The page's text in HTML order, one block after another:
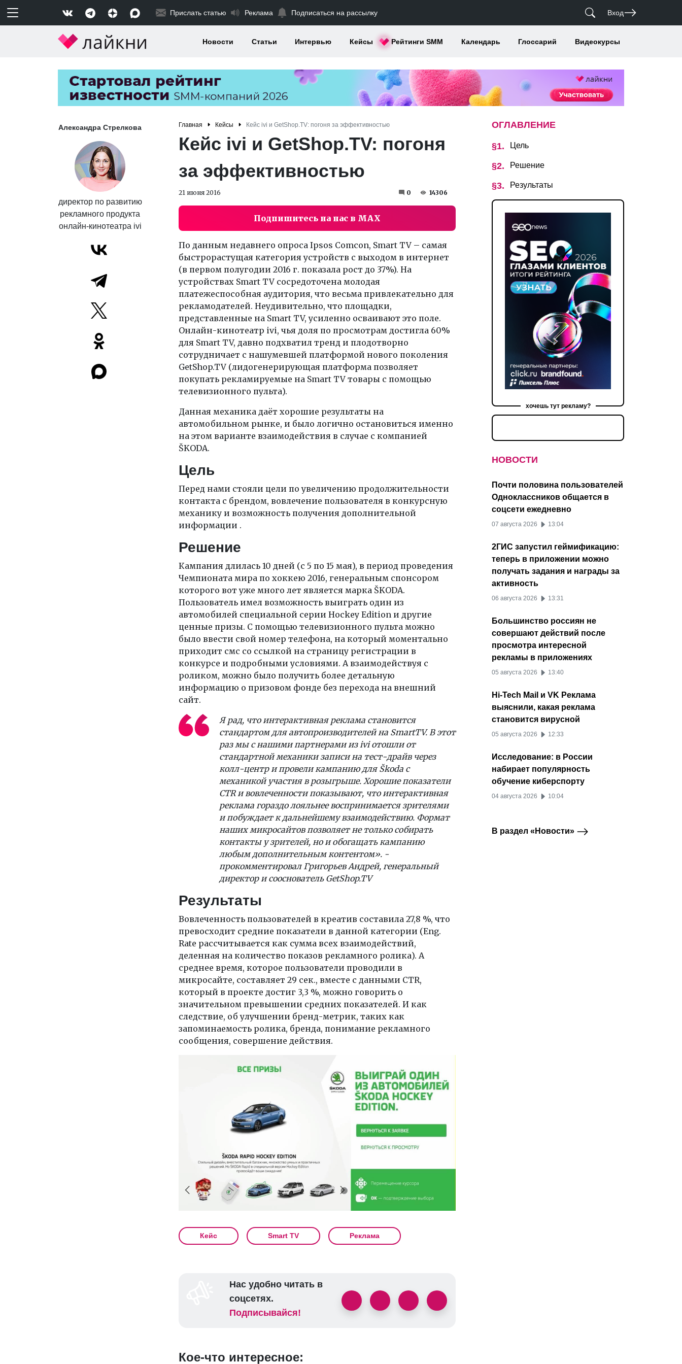
Прислать статью Реклама Подписаться на рассылку Вход
Новости Статьи Интервью Кейсы Рейтинги SMM Календарь Глоссарий Видеокурсы
Александра Стрелкова
директор по развитию
рекламного продукта
онлайн-кинотеатра ivi
Главная Кейсы Кейс ivi и GetShop.TV: погоня за эффективностью
Кейс ivi и GetShop.TV: погоня
за эффективностью
21 июня 2016 0 14306
Подпишитесь на нас в MAX
По данным недавнего опроса Ipsos Comcon, Smart TV – самая
быстрорастущая категория устройств с выходом в интернет
(в первом полугодии 2016 г. показала рост до 37%). На
устройствах Smart TV сосредоточена молодая
платежеспособная аудитория, что весьма привлекательно для
рекламодателей. Неудивительно, что площадки,
представленные на Smart TV, усиленно осваивают это поле.
Онлайн-кинотеатр ivi, чья доля по просмотрам достигла 60%
для Smart TV, давно подхватил тренд и плодотворно
сотрудничает с нашумевшей платформой нового поколения
GetShop.TV (лидогенерирующая платформа позволяет
покупать рекламируемые на Smart TV товары с помощью
телевизионного пульта).
Данная механика даёт хорошие результаты на
автомобильном рынке, и было логично остановиться именно
на этом варианте взаимодействия в случае с компанией
ŠKODA.
Цель
Перед нами стояли цели по увеличению продолжительности
контакта с брендом, вовлечение пользователя в конкурсную
механику и возможность получения дополнительной
информации .
Решение
Кампания длилась 10 дней (с 5 по 15 мая), в период проведения
Чемпионата мира по хоккею 2016, генеральным спонсором
которого вот уже много лет является марка ŠKODA.
Пользователь имел возможность выиграть один из
автомобилей специальной серии Hockey Edition и другие
ценные призы. С помощью телевизионного пульта можно
было ввести свой номер телефона, на который моментально
приходит смс со ссылкой на страницу регистрации в
конкурсе и подробными условиями. А взаимодействуя с
роликом, можно было получить более детальную
информацию о призовом фонде без перехода на внешний
сайт.
Я рад, что интерактивная реклама становится
стандартом для автопроизводителей на SmartTV. В этот
раз мы с нашими партнерами из iviотошли от
стандартной механики записи на тест-драйв через
колл-центр и провели кампанию для Škodaс
механикой участия в розыгрыше. Хорошие показатели
CTRи вовлеченности показывают, что интерактивная
реклама гораздо лояльнее воспринимаетсязрителями
и побуждает к дальнейшему взаимодействию. Формат
наших микросайтов позволяет не только собирать
контакты у зрителей, но и обогащать кампанию
любым дополнительным контентом». -
прокомментировал Григорьев Андрей, генеральный
директор и сооснователь GetShop.TV
Результаты
Вовлеченность пользователей в креатив составила 27,8 %, что
превосходит средние показатели в данной категории (Eng.
Rate рассчитывается как сумма всех взаимодействий,
деленная на количество показов рекламного ролика). А
среднее время, которое пользователи проводили в
микросайте, составляет 29 сек., вместе с данными CTR,
который в проекте достиг 3,3 %, можно говорить о
значительном превышении средних показателей. И как
следствие, об улучшении бренд-метрик, таких как
запоминаемость ролика, бренда, понимание рекламного
сообщения, совершение действия.
Кейс Smart TV Реклама
Нас удобно читать в
соцсетях.
Подписывайся!
Кое-что интересное:
ОГЛАВЛЕНИЕ
Цель
Решение
Результаты
хочешь тут рекламу?
НОВОСТИ
Почти половина пользователей
Одноклассников общается в
соцсети ежедневно
07 августа 2026 13:04
2ГИС запустил геймификацию:
теперь в приложении можно
получать задания и награды за
активность
06 августа 2026 13:31
Большинство россиян не
совершают действий после
просмотра интересной
рекламы в приложениях
05 августа 2026 13:40
Hi-Tech Mail и VK Реклама
выяснили, какая реклама
становится вирусной
05 августа 2026 12:33
Исследование: в России
набирает популярность
обучение киберспорту
04 августа 2026 10:04
В раздел «Новости»